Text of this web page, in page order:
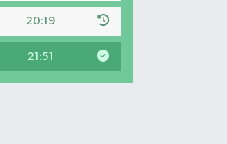
20:19
21:51